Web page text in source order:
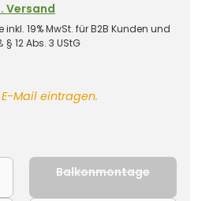
Versand
19% MwSt. für B2B Kunden und
12 Abs. 3 UStG
Mail eintragen.
Option ist zurzeit nicht
Balkonmontage(Diese